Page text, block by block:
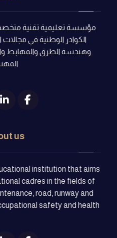
مؤسسة تعليمية تقنية
الكوادر الوطنية في مجالات
وهندسة الطرق والمهابط
us
institution that aims
cadres in the fields of
road, runway and
safety and health.